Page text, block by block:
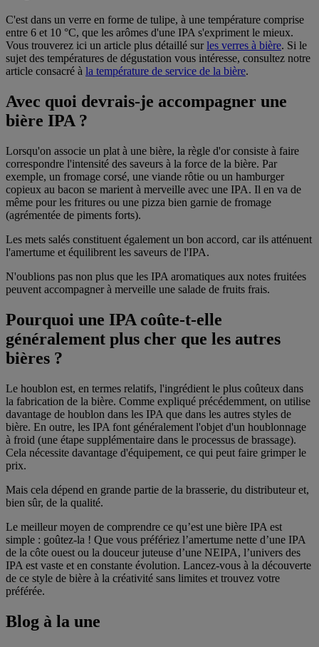
C'est dans un verre en forme de tulipe, à une température comprise
entre 6 et 10 °C, que les arômes d'une IPA s'expriment le mieux.
Vous trouverez ici un article plus détaillé surles verres à bière. Si le
sujet des températures de dégustation vous intéresse, consultez notre
article consacré à la température de service de la bière.
Avec quoi devrais-je accompagner une
bière IPA ?
Lorsqu'on associe un plat à une bière, la règle d'or consiste à faire
correspondre l'intensité des saveurs à la force de la bière. Par
exemple, un fromage corsé, une viande rôtie ou un hamburger
copieux au bacon se marient à merveille avec une IPA. Il en va de
même pour les fritures ou une pizza bien garnie de fromage
(agrémentée de piments forts).
Les mets salés constituent également un bon accord, car ils atténuent
l'amertume et équilibrent les saveurs de l'IPA.
N'oublions pas non plus que les IPA aromatiques aux notes fruitées
peuvent accompagner à merveille une salade de fruits frais.
Pourquoi une IPA coûte-t-elle
généralement plus cher que les autres
bières ?
Le houblon est, en termes relatifs, l'ingrédient le plus coûteux dans
la fabrication de la bière. Comme expliqué précédemment, on utilise
davantage de houblon dans les IPA que dans les autres styles de
bière. En outre, les IPA font généralement l'objet d'un houblonnage
à froid (une étape supplémentaire dans le processus de brassage).
Cela nécessite davantage d'équipement, ce qui peut faire grimper le
prix.
Mais cela dépend en grande partie de la brasserie, du distributeur et,
bien sûr, de la qualité.
Le meilleur moyen de comprendre ce qu’est une bière IPA est
simple : goûtez-la ! Que vous préfériez l’amertume nette d’une IPA
de la côte ouest ou la douceur juteuse d’une NEIPA, l’univers des
IPA est vaste et en constante évolution. Lancez-vous à la découverte
de ce style de bière à la créativité sans limites et trouvez votre
préférée.
Blog à la une